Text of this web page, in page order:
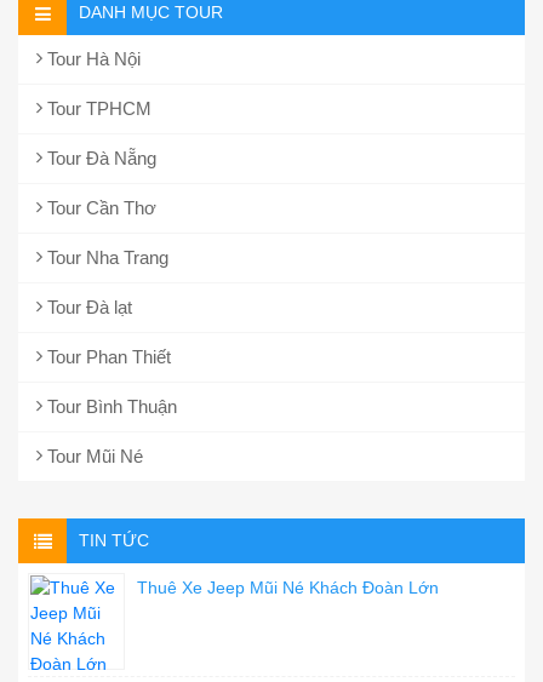
DANH MỤC TOUR
Tour Hà Nội
Tour TPHCM
Tour Đà Nẵng
Tour Cần Thơ
Tour Nha Trang
Tour Đà lạt
Tour Phan Thiết
Tour Bình Thuận
Tour Mũi Né
TIN TỨC
Thuê Xe Jeep Mũi Né Khách Đoàn Lớn